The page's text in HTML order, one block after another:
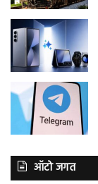
ऑटो जगत